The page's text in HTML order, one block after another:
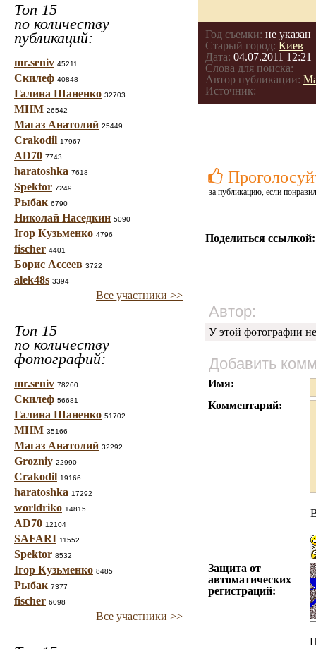
Топ 15
по количеству
публикаций:
mr.seniv 45211
Скилеф 40848
Галина Шаненко 32703
МНМ 26542
Магаз Анатолий 25449
Crakodil 17967
AD70 7743
haratoshka 7618
Spektor 7249
Рыбак 6790
Николай Наседкин 5090
Ігор Кузьменко 4796
fischer 4401
Борис Ассеев 3722
alek48s 3394
Все участники >>
Топ 15
по количеству
фотографий:
mr.seniv 78260
Скилеф 56681
Галина Шаненко 51702
МНМ 35166
Магаз Анатолий 32292
Grozniy 22990
Crakodil 19166
haratoshka 17292
worldriko 14815
AD70 12104
SAFARI 11552
Spektor 8532
Ігор Кузьменко 8485
Рыбак 7377
fischer 6098
Все участники >>
Год съемки: не указан
Старый город: Киев
Дата: 04.07.2011 12:21
Слова для поиска:
Автор публикации:
Источник:
за публикацию, если
Поделиться ссылкой:
Автор:
У этой фотографии
Добавить
Имя:
Комментарий:
Защита от
автоматических
регистраций: